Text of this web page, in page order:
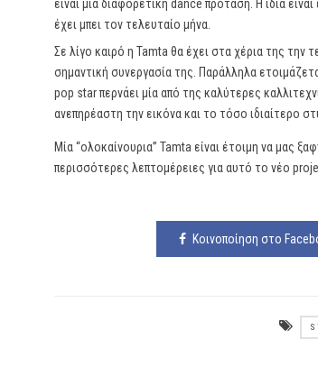
είναι μια διαφορετική dance πρόταση. Η ίδια
έχει μπει τον τελευταίο μήνα.
Σε λίγο καιρό η Tamta θα έχει στα χέρια της την
σημαντική συνεργασία της. Παράλληλα
pop star περνάει μία από της καλύτερες
ανεπηρέαστη την εικόνα και το τόσο ιδιαίτερο
Μία “ολοκαίνουρια” Tamta είναι έτοιμη να μας
περισσότερες λεπτομέρειες για αυτό το νέο
Κοινοποίηση στο